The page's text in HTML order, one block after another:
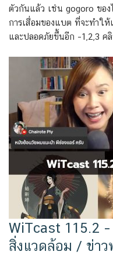
ตัวกันแล้ว เช่น gogoro ขอ
การเสื่อมของแบต ที่จะทำใ
และปลอดภัยขึ้นอีก –1,2,3
WiTcast 115.2
สิ่งแวดล้อม / ข่า